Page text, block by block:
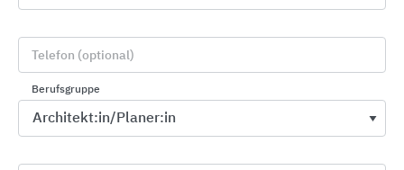
Telefon (optional)
Berufsgruppe